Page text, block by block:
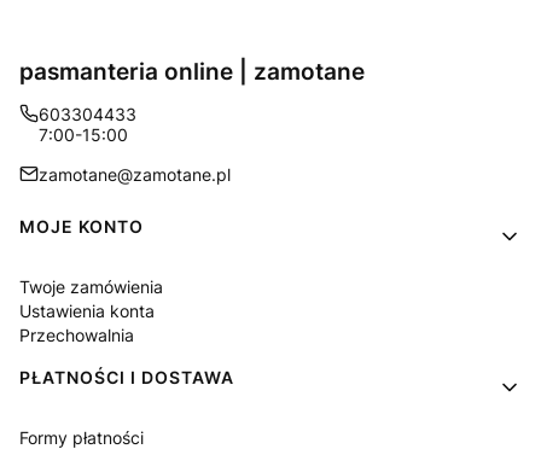
pasmanteria online | zamotane
603304433
7:00-15:00
zamotane@zamotane.pl
Linki w stopce
MOJE KONTO
Twoje zamówienia
Ustawienia konta
Przechowalnia
PŁATNOŚCI I DOSTAWA
Formy płatności